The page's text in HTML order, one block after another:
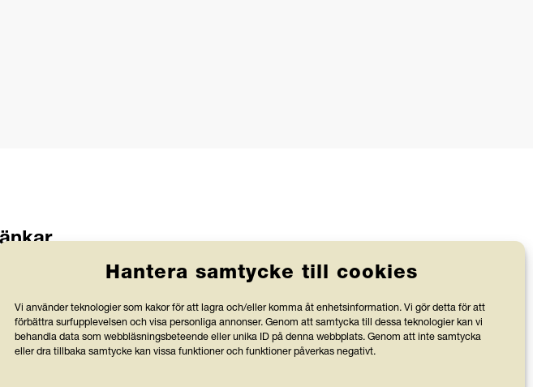
Hantera samtycke till cookies
Vi använder teknologier som kakor för att lagra och/eller komma åt enhetsinformation. Vi gör detta för att
förbättra surfupplevelsen och visa personliga annonser. Genom att samtycka till dessa teknologier kan vi
behandla data som webbläsningsbeteende eller unika ID på denna webbplats. Genom att inte samtycka
eller dra tillbaka samtycke kan vissa funktioner och funktioner påverkas negativt.
Friends
hos oss
på nyhetsbrev
och rapporter
Svensk Insamlingskontroll, vilka
bevakar att organisationer med 90-
konto använder minst 75 % av